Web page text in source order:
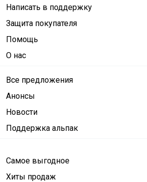
Написать в поддержку
Защита покупателя
Помощь
О нас
Все предложения
Анонсы
Новости
Поддержка альпак
Самое выгодное
Хиты продаж